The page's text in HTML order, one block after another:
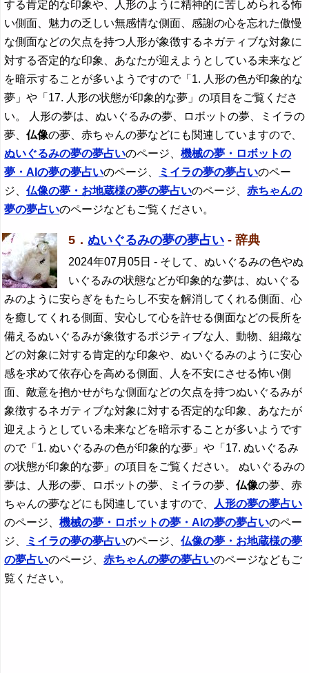
する肯定的な印象や、人形のように精神的に苦しめられる怖
い側面、魅力の乏しい無感情な側面、感謝の心を忘れた傲慢
な側面などの欠点を持つ人形が象徴するネガティブな対象に
対する否定的な印象、あなたが迎えようとしている未来など
を暗示することが多いようですので「1. 人形の色が印象的な
夢」や「17. 人形の状態が印象的な夢」の項目をご覧くださ
い。 人形の夢は、ぬいぐるみの夢、ロボットの夢、ミイラの
夢、仏像の夢、赤ちゃんの夢などにも関連していますので、
ぬいぐるみの夢の夢占いのページ、機械の夢・ロボットの
夢・AIの夢の夢占いのページ、 ミイラの夢の夢占いのペー
ジ、仏像の夢・お地蔵様の夢の夢占いのページ、赤ちゃんの
夢の夢占いのページなどもご覧ください。
5． ぬいぐるみの夢の夢占い - 辞典
2024年07月05日 - そして、ぬいぐるみの色やぬ
いぐるみの状態などが印象的な夢は、ぬいぐる
みのように安らぎをもたらし不安を解消してくれる側面、心
を癒してくれる側面、安心して心を許せる側面などの長所を
備えるぬいぐるみが象徴するポジティブな人、動物、組織な
どの対象に対する肯定的な印象や、ぬいぐるみのように安心
感を求めて依存心を高める側面、人を不安にさせる怖い側
面、敵意を抱かせがちな側面などの欠点を持つぬいぐるみが
象徴するネガティブな対象に対する否定的な印象、あなたが
迎えようとしている未来などを暗示することが多いようです
ので「1. ぬいぐるみの色が印象的な夢」や「17. ぬいぐるみ
の状態が印象的な夢」の項目をご覧ください。 ぬいぐるみの
夢は、人形の夢、ロボットの夢、ミイラの夢、仏像の夢、赤
ちゃんの夢などにも関連していますので、
人形の夢の夢占い
のページ、機械の夢・ロボットの夢・AIの夢の夢占いのペー
ジ、
ミイラの夢の夢占いのページ、仏像の夢・お地蔵様の夢
の夢占いのページ、赤ちゃんの夢の夢占いのページなどもご
覧ください。